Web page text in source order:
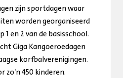
zijn sportdagen waar
worden georganiseerd
1 en 2 van de basisschool.
Giga Kangoeroedagen
korfbalverenigingen.
zo’n 450 kinderen.